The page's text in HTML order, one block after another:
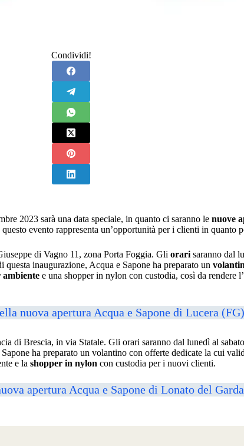
Condividi!
2023 sarà una data speciale, in quanto ci saranno le nuove
evento rappresenta un’opportunità per i clienti in quanto
di Vagno 11, zona Porta Foggia. Gli orari saranno dal
inaugurazione, Acqua e Sapone ha preparato un
e una shopper in nylon con custodia, così da rendere
nuova apertura Acqua e Sapone di Lucera (FG)
di Brescia, in via Statale. Gli orari saranno dal lunedì al
ha preparato un volantino con offerte dedicate la cui
e la shopper in nylon con custodia per i nuovi clienti.
apertura Acqua e Sapone di Lonato del